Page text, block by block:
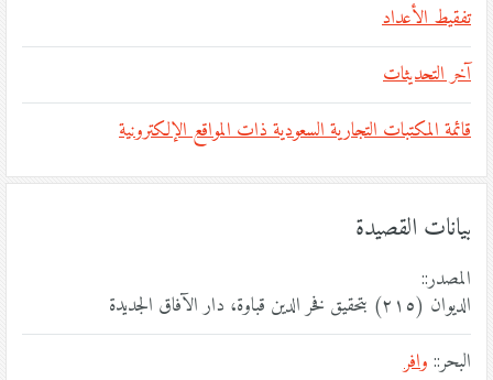
تفقيط الأعداد
آخر التحديثات
قائمة المكتبات التجارية السعودية ذات المواقع الإلكترونية
بيانات القصيدة
المصدر::
الديوان (٢١٥) بتحقيق فخر الدين قباوة، دار الآفاق الجديدة
البحر:: وافر